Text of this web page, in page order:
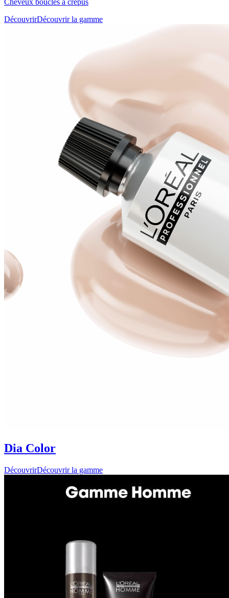
Cheveux bouclés à crépus
DécouvrirDécouvrir la gamme
Dia Color
DécouvrirDécouvrir la gamme